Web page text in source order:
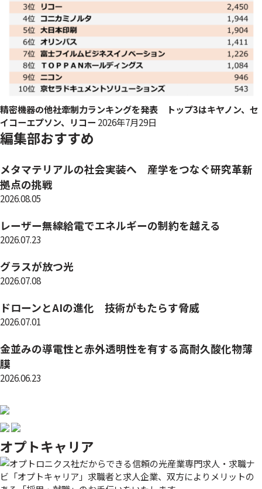
精密機器の他社牽制力ランキングを発表 トップ3はキヤノン、セ
イコーエプソン、リコー 2026年7月29日
編集部おすすめ
メタマテリアルの社会実装へ 産学をつなぐ研究革新
拠点の挑戦
2026.08.05
レーザー無線給電でエネルギーの制約を越える
2026.07.23
グラスが放つ光
2026.07.08
ドローンとAIの進化 技術がもたらす脅威
2026.07.01
金並みの導電性と赤外透明性を有する高耐久酸化物薄
膜
2026.06.23
オプトキャリア